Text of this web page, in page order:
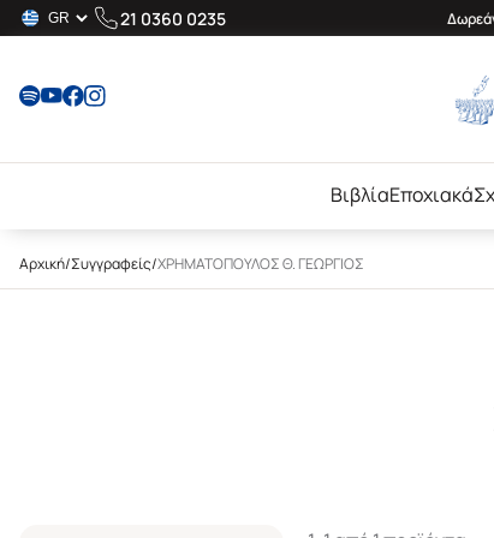
21 0360 0235
ΒιβλίαΕποχιακά
Αρχική/Συγγραφείς/ΧΡΗΜΑΤΟΠΟΥΛΟΣ Θ. ΓΕΩΡΓΙΟΣ